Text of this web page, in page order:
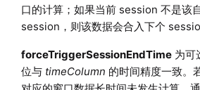
口的计算；如果当前 session 不是该
session，则该数据会合入下个
forceTriggerSessionEndTime为可
位与 timeColumn 的时间精度一致。